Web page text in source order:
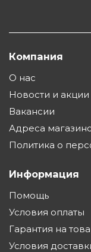
Компания
О нас
Новости и акции
Вакансии
Адреса
Политика о
Информация
Помощь
Условия оплаты
Гарантия на
Условия